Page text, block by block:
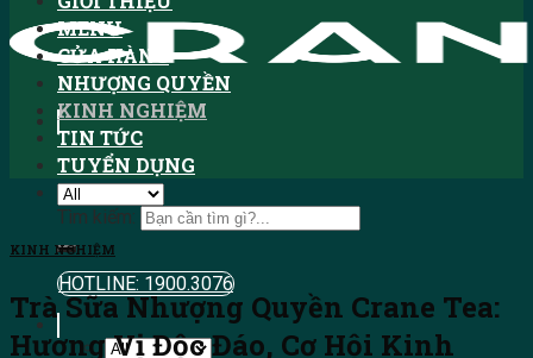
Tìm kiếm:
HOTLINE: 1900.3076
MENU
CỬA HÀNG
NHƯỢNG QUYỀN
KINH NGHIỆM
TIN TỨC
TUYỂN DỤNG
KINH NGHIỆM
Trà Sữa Nhượng Quyền Crane Tea:
Hương Vị Độc Đáo, Cơ Hội Kinh